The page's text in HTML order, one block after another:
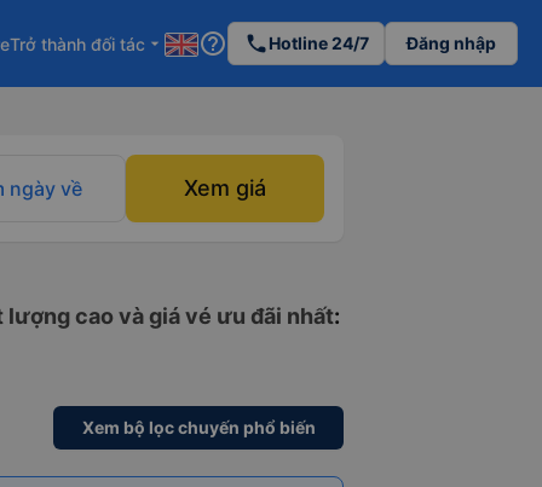
Trở thành đối tác arrow_drop_down help_outline phoneHotline 24/7 Đăng nhập
ngày về Xem giá
cao và giá vé ưu đãi nhất:
Xem bộ lọc chuyến phổ biến